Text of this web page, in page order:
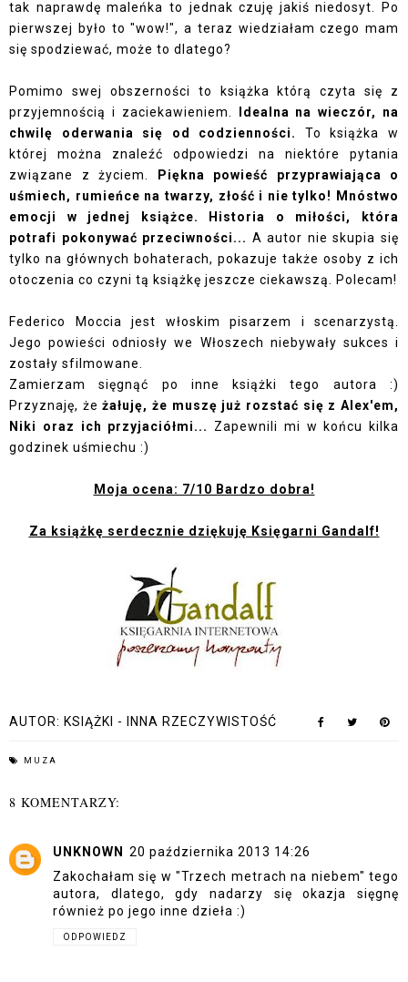
tak naprawdę maleńka to jednak czuję jakiś niedosyt. Po
pierwszej było to "wow!", a teraz wiedziałam czego mam
się spodziewać, może to dlatego?
Pomimo swej obszerności to książka którą czyta się z
przyjemnością i zaciekawieniem.
Idealna na wieczór, na
chwilę oderwania się od codzienności. To książka w
której można znaleźć odpowiedzi na niektóre pytania
związane z życiem.
Piękna powieść przyprawiająca o
uśmiech, rumieńce na twarzy, złość i nie tylko! Mnóstwo
emocji w jednej książce. Historia o miłości, która
potrafi pokonywać przeciwności... A autor nie skupia się
tylko na głównych bohaterach, pokazuje także osoby z ich
otoczenia co czyni tą książkę jeszcze ciekawszą. Polecam!
Federico Moccia jest włoskim pisarzem i scenarzystą.
Jego powieści odniosły we Włoszech niebywały sukces i
zostały sfilmowane.
Zamierzam sięgnąć po inne książki tego autora :)
Przyznaję, żeżałuję, że muszę już rozstać się z Alex'em,
Niki oraz ich przyjaciółmi... Zapewnili mi w końcu kilka
godzinek uśmiechu :)
Moja ocena: 7/10 Bardzo dobra!
Za książkę serdecznie dziękuję Księgarni Gandalf!
AUTOR: KSIĄŻKI - INNA RZECZYWISTOŚĆ
MUZA
8 KOMENTARZY:
UNKNOWN
20 października 2013 14:26
Zakochałam się w "Trzech metrach na niebem" tego
autora, dlatego, gdy nadarzy się okazja sięgnę
również po jego inne dzieła :)
ODPOWIEDZ